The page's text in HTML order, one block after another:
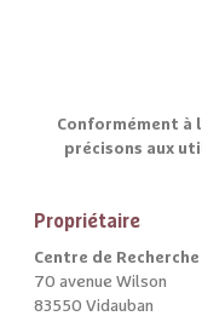
Conformément à
précisons aux
Propriétaire
Centre de
70 avenue Wilson
83550 Vidauban